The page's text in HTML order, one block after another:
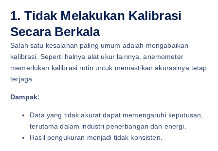
1. Tidak Melakukan Kalibrasi
Secara Berkala
Salah satu kesalahan paling umum adalah mengabaikan
kalibrasi. Seperti halnya alat ukur lainnya, anemometer
memerlukan kalibrasi rutin untuk memastikan akurasinya tetap
terjaga.
Dampak:
Data yang tidak akurat dapat memengaruhi keputusan,
terutama dalam industri penerbangan dan energi.
Hasil pengukuran menjadi tidak konsisten.